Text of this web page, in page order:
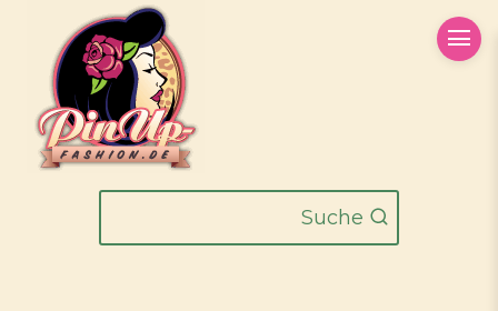
springen
Suche